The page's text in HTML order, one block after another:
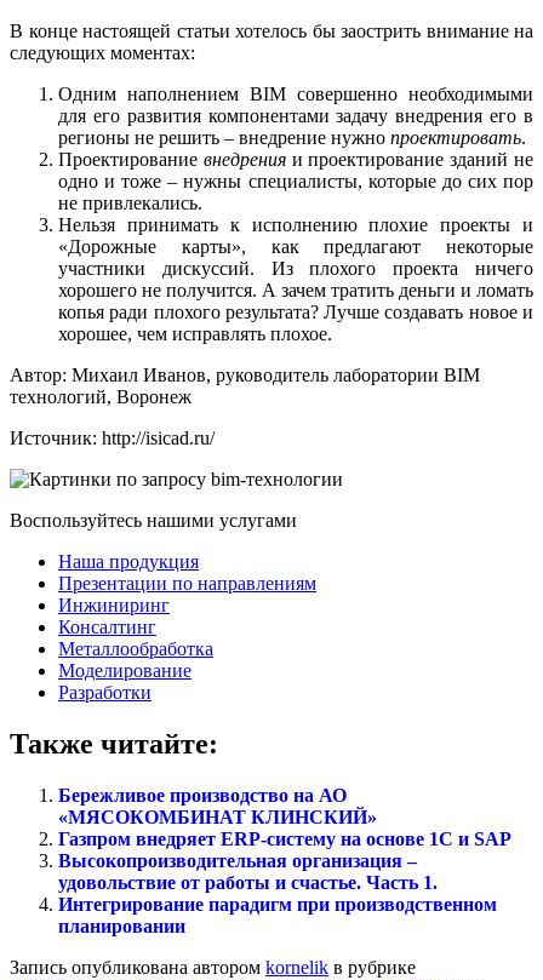
В конце настоящей статьи хотелось бы заострить внимание на
следующих моментах:
Одним наполнением BIM совершенно необходимыми
для его развития компонентами задачу внедрения его в
регионы не решить – внедрение нужно проектировать.
Проектирование внедренияи проектирование зданий не
одно и тоже – нужны специалисты, которые до сих пор
не привлекались.
Нельзя принимать к исполнению плохие проекты и
«Дорожные карты», как предлагают некоторые
участники дискуссий. Из плохого проекта ничего
хорошего не получится. А зачем тратить деньги и ломать
копья ради плохого результата? Лучше создавать новое и
хорошее, чем исправлять плохое.
Автор: Михаил Иванов, руководитель лаборатории BIM
технологий, Воронеж
Источник: http://isicad.ru/
Воспользуйтесь нашими услугами
Наша продукция
Презентации по направлениям
Инжиниринг
Консалтинг
Металлообработка
Моделирование
Разработки
Также читайте:
Бережливое производство на АО
«МЯСОКОМБИНАТ КЛИНСКИЙ»
Газпром внедряет ERP-систему на основе 1С и SAP
Высокопроизводительная организация –
удовольствие от работы и счастье. Часть 1.
Интегрирование парадигм при производственном
планировании
Запись опубликована автором kornelik в рубрике